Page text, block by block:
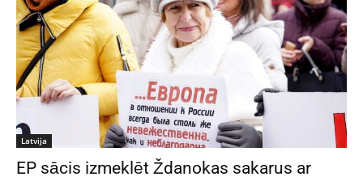
Latvija
EP sācis izmeklēt Ždanokas sakarus ar